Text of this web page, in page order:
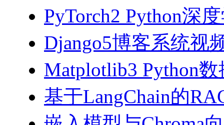
PyTorch2 Python深
Django5博客系统视
Matplotlib3 Python
基于LangChain的